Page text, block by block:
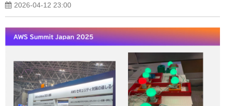
2026-04-12 23:00